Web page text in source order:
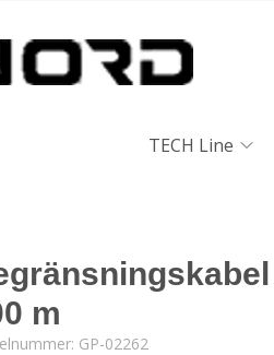
TECH Line
m
GP-02262